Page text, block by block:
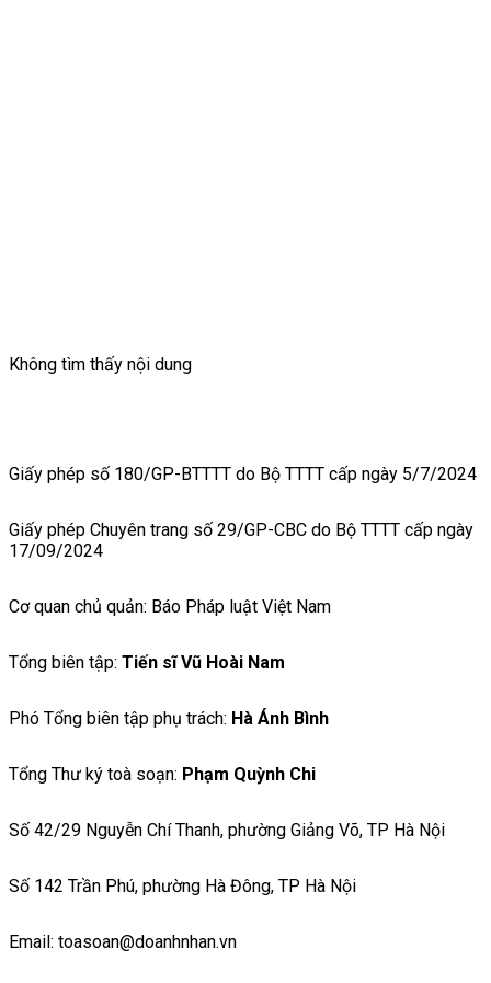
Không tìm thấy nội dung
Giấy phép số 180/GP-BTTTT do Bộ TTTT cấp ngày 5/7/2024
Giấy phép Chuyên trang số 29/GP-CBC do Bộ TTTT cấp ngày
17/09/2024
Cơ quan chủ quản: Báo Pháp luật Việt Nam
Tổng biên tập: Tiến sĩ Vũ Hoài Nam
Phó Tổng biên tập phụ trách: Hà Ánh Bình
Tổng Thư ký toà soạn: Phạm Quỳnh Chi
Số 42/29 Nguyễn Chí Thanh, phường Giảng Võ, TP Hà Nội
Số 142 Trần Phú, phường Hà Đông, TP Hà Nội
Email: toasoan@doanhnhan.vn